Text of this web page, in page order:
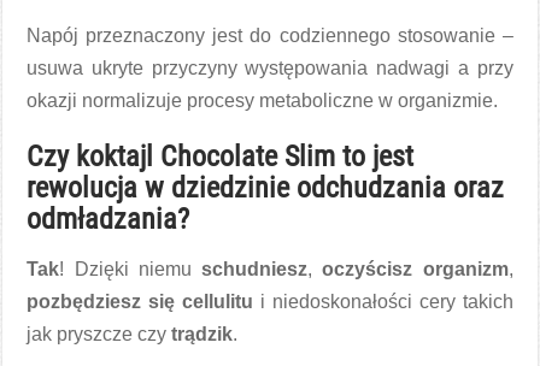
Napój przeznaczony jest do codziennego stosowanie –
usuwa ukryte przyczyny występowania nadwagi a przy
okazji normalizuje procesy metaboliczne w organizmie.
Czy koktajl Chocolate Slim to jest
rewolucja w dziedzinie odchudzania oraz
odmładzania?
Tak! Dzięki niemuschudniesz,oczyścisz organizm,
pozbędziesz się cellulitu i niedoskonałości cery takich
jak pryszcze czytrądzik.